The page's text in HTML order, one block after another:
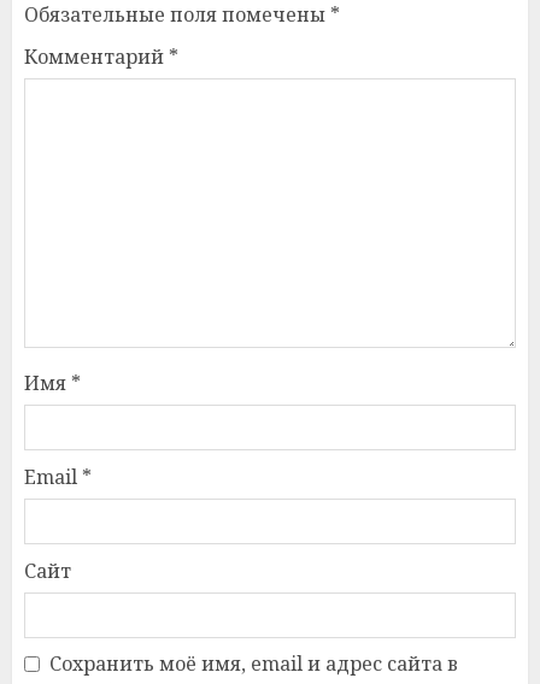
Обязательные поля помечены *
Комментарий *
Имя *
Email *
Сайт
Сохранить моё имя, email и адрес сайта в